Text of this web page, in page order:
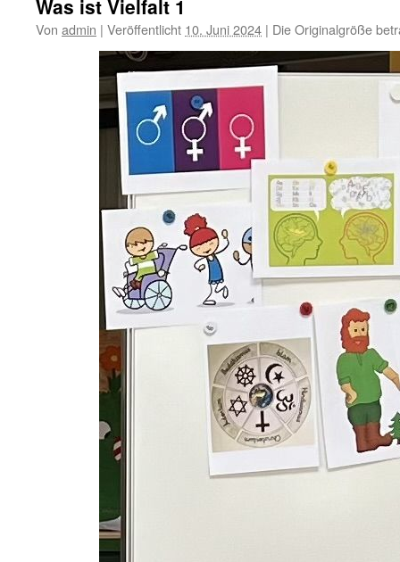
Was ist Vielfalt 1
Von admin | Veröffentlicht 10. Juni 2024 | Die Originalgröße